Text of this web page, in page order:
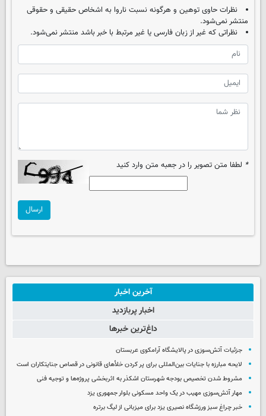
نظرات حاوی توهین و هرگونه نسبت ناروا به اشخاص حقیقی و حقوقی
منتشر نمی‌شود.
نظراتی که غیر از زبان فارسی یا غیر مرتبط با خبر باشد منتشر نمی‌شود.
* لطفا متن تصویر را در جعبه متن وارد کنید
ارسال
آخرین اخبار
اخبار پربازدید
داغ‌ترین خبرها
جزئیات آتش‌سوزی در پالایشگاه آرامکوی عربستان
لایحه مبارزه با جنایات بین‌المللی برای پر کردن خلأهای قانونی در قصاص جنایتکاران است
مشروط شدن تخصیص بودجه شهرستان اشکذر به اثربخشی پروژه‌ها و توجیه فنی
مهار آتش‌سوزی مهیب در یک واحد مسکونی بلوار جمهوری یزد
خبر چراغ سبز ورزشگاه نصیری یزد برای میزبانی از لیگ برتره